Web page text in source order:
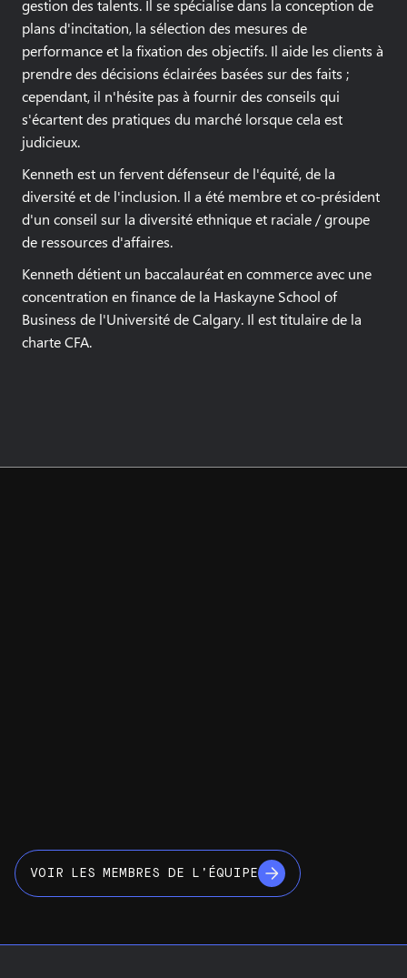
gestion des talents. Il se spécialise dans la conception de
plans d'incitation, la sélection des mesures de
performance et la fixation des objectifs. Il aide les clients à
prendre des décisions éclairées basées sur des faits ;
cependant, il n'hésite pas à fournir des conseils qui
s'écartent des pratiques du marché lorsque cela est
judicieux.
Kenneth est un fervent défenseur de l'équité, de la
diversité et de l'inclusion. Il a été membre et co-président
d'un conseil sur la diversité ethnique et raciale / groupe
de ressources d'affaires.
Kenneth détient un baccalauréat en commerce avec une
concentration en finance de la Haskayne School of
Business de l'Université de Calgary. Il est titulaire de la
charte CFA.
VOIR LES MEMBRES DE L’ÉQUIPE